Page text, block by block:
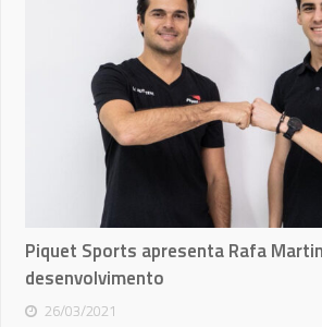
Piquet Sports apresenta Rafa
desenvolvimento
26/03/2021